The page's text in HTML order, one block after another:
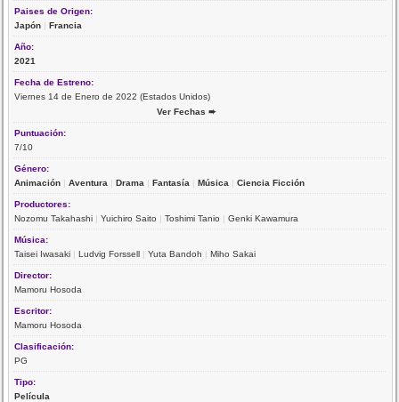
Paises de Origen:
Japón |Francia
Año:
2021
Fecha de Estreno:
Viernes 14 de Enero de 2022 (Estados Unidos)
Ver Fechas ➨
Puntuación:
7/10
Género:
Animación |Aventura |Drama |Fantasía |Música |Ciencia Ficción
Productores:
Nozomu Takahashi |Yuichiro Saito |Toshimi Tanio |Genki Kawamura
Música:
Taisei Iwasaki |Ludvig Forssell |Yuta Bandoh |Miho Sakai
Director:
Mamoru Hosoda
Escritor:
Mamoru Hosoda
Clasificación:
PG
Tipo:
Película